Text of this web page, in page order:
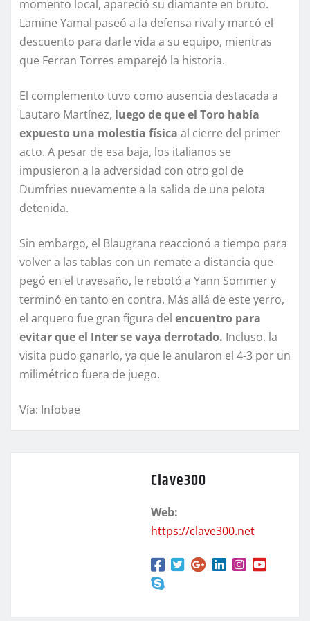
momento local, apareció su diamante en bruto.
Lamine Yamal paseó a la defensa rival y marcó el
descuento para darle vida a su equipo, mientras
que Ferran Torres emparejó la historia.
El complemento tuvo como ausencia destacada a
Lautaro Martínez, luego de que el Toro había
expuesto una molestia física al cierre del primer
acto. A pesar de esa baja, los italianos se
impusieron a la adversidad con otro gol de
Dumfries nuevamente a la salida de una pelota
detenida.
Sin embargo, el Blaugrana reaccionó a tiempo para
volver a las tablas con un remate a distancia que
pegó en el travesaño, le rebotó a Yann Sommer y
terminó en tanto en contra. Más allá de este yerro,
el arquero fue gran figura del encuentro para
evitar que el Inter se vaya derrotado. Incluso, la
visita pudo ganarlo, ya que le anularon el 4-3 por un
milimétrico fuera de juego.
Vía: Infobae
Clave300
Web:
https://clave300.net